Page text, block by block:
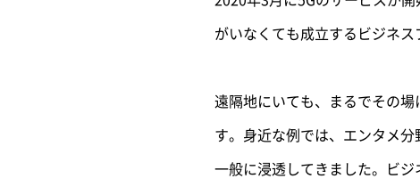
がいなくても成立するビジネス
遠隔地にいても、まるでその
す。 身近な例では、エンタメ
一般に浸透してきました。 ビ